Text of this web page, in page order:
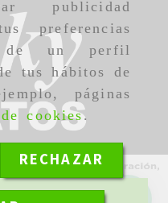
publicidad
preferencias
de un perfil
tus hábitos de
páginas
cookies.
RECHAZAR